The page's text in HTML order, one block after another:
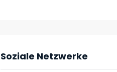
Soziale Netzwerke